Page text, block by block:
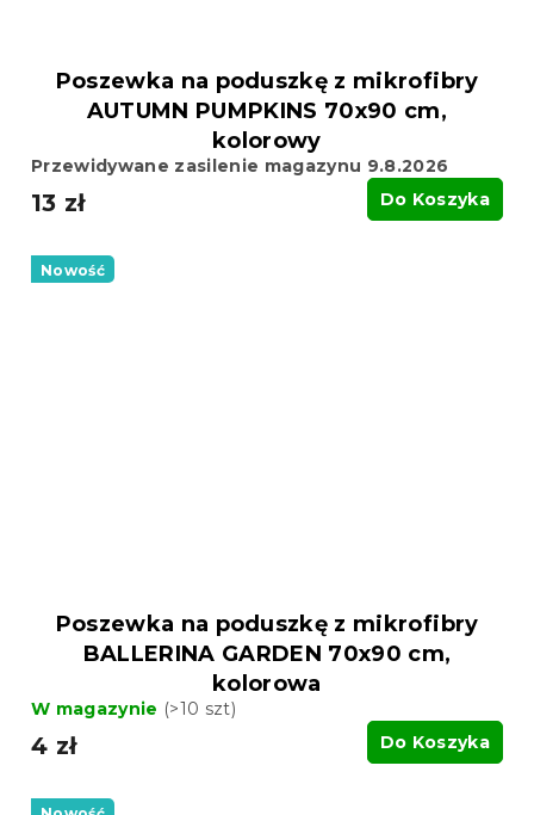
Poszewka na poduszkę z mikrofibry
AUTUMN PUMPKINS 70x90 cm,
kolorowy
Przewidywane zasilenie magazynu 9.8.2026
13 zł Do Koszyka
Nowość
Poszewka na poduszkę z mikrofibry
BALLERINA GARDEN 70x90 cm,
kolorowa
W magazynie (>10 szt)
4 zł Do Koszyka